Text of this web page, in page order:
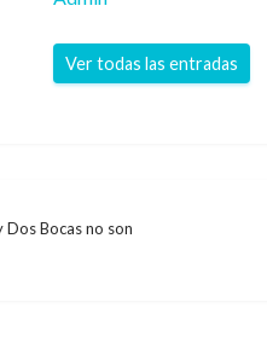
Ver todas las entradas
Dos Bocas no son